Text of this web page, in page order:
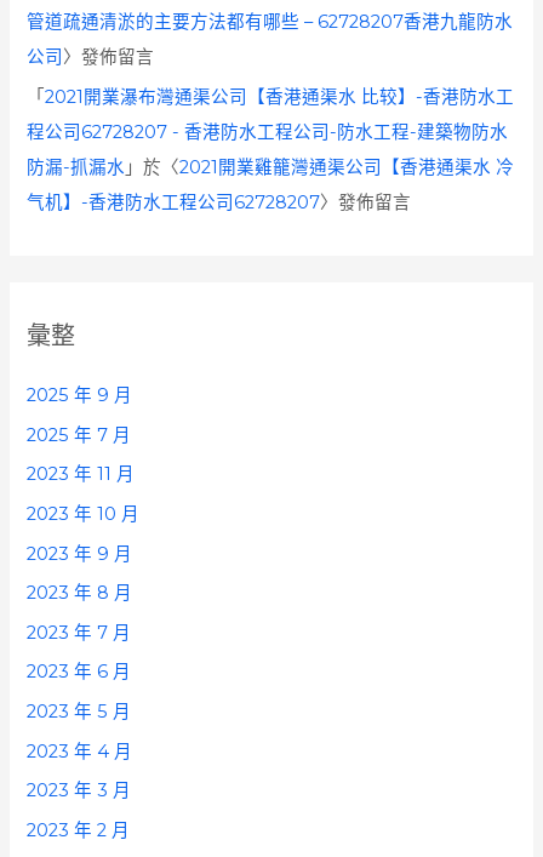
管道疏通清淤的主要方法都有哪些 – 62728207香港九龍防水
公司 〉發佈留言
「2021開業瀑布灣通渠公司【香港通渠水 比较】-香港防水工
程公司62728207 - 香港防水工程公司-防水工程-建築物防水
防漏-抓漏水 」於〈2021開業雞籠灣通渠公司【香港通渠水 冷
气机】-香港防水工程公司62728207〉發佈留言
彙整
2025 年 9 月
2025 年 7 月
2023 年 11 月
2023 年 10 月
2023 年 9 月
2023 年 8 月
2023 年 7 月
2023 年 6 月
2023 年 5 月
2023 年 4 月
2023 年 3 月
2023 年 2 月